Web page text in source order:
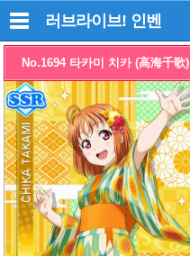
러브라이브! 인벤
No.1694 타카미 치카 (高海千歌)